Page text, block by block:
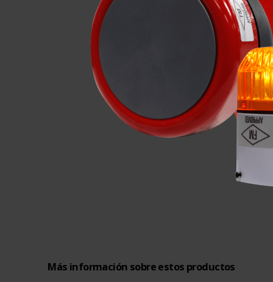
Más información sobre estos productos